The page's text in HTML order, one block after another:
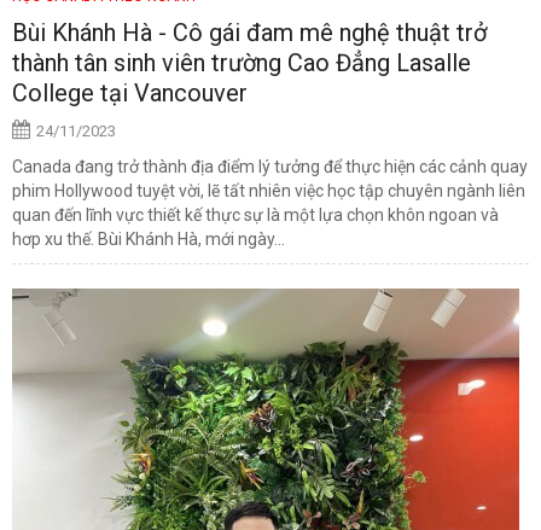
Bùi Khánh Hà - Cô gái đam mê nghệ thuật trở
thành tân sinh viên trường Cao Đẳng Lasalle
College tại Vancouver
24/11/2023
Canada đang trở thành địa điểm lý tưởng để thực hiện các cảnh quay
phim Hollywood tuyệt vời, lẽ tất nhiên việc học tập chuyên ngành liên
quan đến lĩnh vực thiết kế thực sự là một lựa chọn khôn ngoan và
hơp xu thế. Bùi Khánh Hà, mới ngày...